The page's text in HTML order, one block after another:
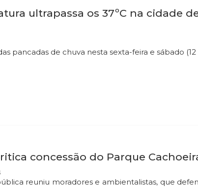
ultrapassa os 37ºC na cidade
pancadas de chuva nesta sexta-feira e sábado
concessão do Parque
reuniu moradores e ambientalistas, que